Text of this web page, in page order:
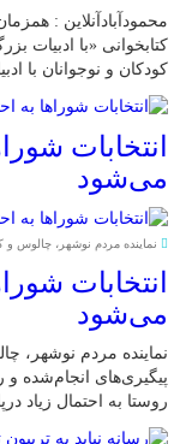
محمودآبادآنلاین :
کتابخوانی «با ادبیات
کودکان و نوجوانان با
انتخابات
می‌شود
نماینده مردم نوشهر، چالوس
انتخابات
می‌شود
نماینده مردم نوشهر،
پیگیری‌های انجام‌شده
روستا به احتمال زیاد